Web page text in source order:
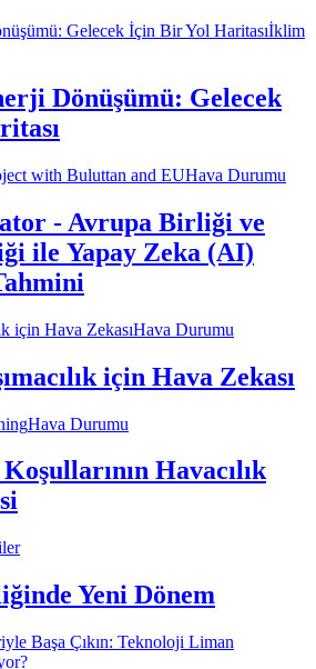
İklim
Dönüşümü: Gelecek
Hava Durumu
- Avrupa Birliği ve
ile Yapay Zeka (AI)
Hava Durumu
için Hava Zekası
Hava Durumu
Havacılık
Yeni Dönem